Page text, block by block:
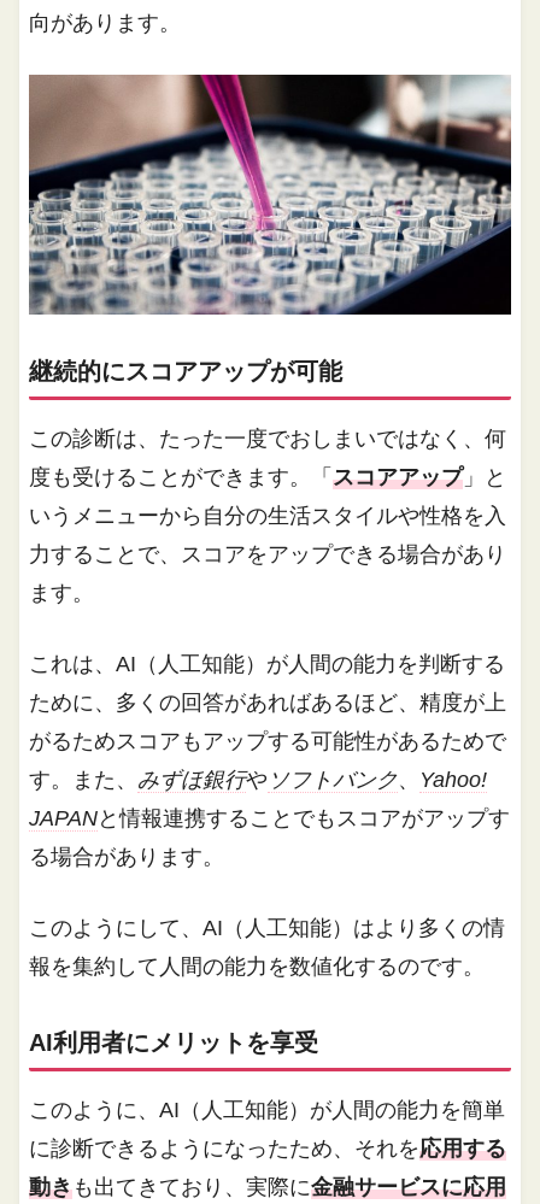
向があります。
継続的にスコアアップが可能
この診断は、たった一度でおしまいではなく、何
度も受けることができます。「スコアアップ」と
いうメニューから自分の生活スタイルや性格を入
力することで、スコアをアップできる場合があり
ます。
これは、AI（人工知能）が人間の能力を判断する
ために、多くの回答があればあるほど、精度が上
がるためスコアもアップする可能性があるためで
す。また、 みずほ銀行や ソフトバンク、 Yahoo!
JAPANと情報連携することでもスコアがアップす
る場合があります。
このようにして、AI（人工知能）はより多くの情
報を集約して人間の能力を数値化するのです。
AI利用者にメリットを享受
このように、AI（人工知能）が人間の能力を簡単
に診断できるようになったため、それを応用する
動きも出てきており、実際に金融サービスに応用